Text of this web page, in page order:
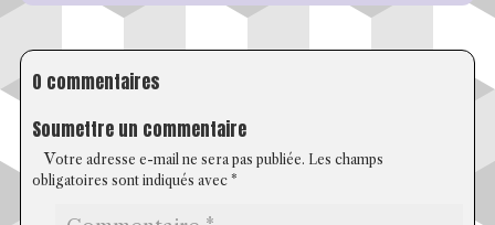
0 commentaires
Soumettre un commentaire
Votre adresse e-mail ne sera pas publiée. Les champs
obligatoires sont indiqués avec *